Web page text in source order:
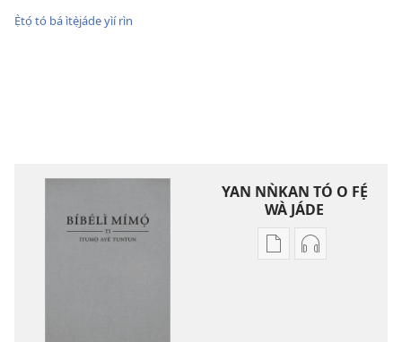
Ẹ̀tọ́ tó bá ìtẹ̀jáde yìí rìn
YAN NǸKAN TÓ O FẸ́
WÀ JÁDE
Bó
Bó